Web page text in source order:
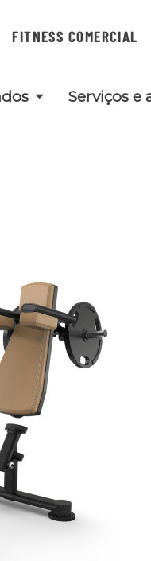
FITNESS COMERCIAL
Serviços e